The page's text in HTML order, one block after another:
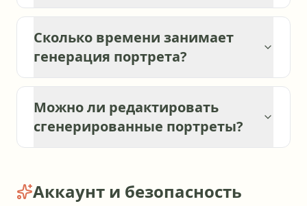
Сколько времени занимает
генерация портрета?
Можно ли редактировать
сгенерированные портреты?
Аккаунт и безопасность